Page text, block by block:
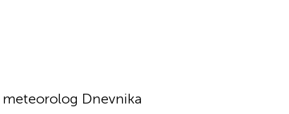
meteorolog Dnevnika